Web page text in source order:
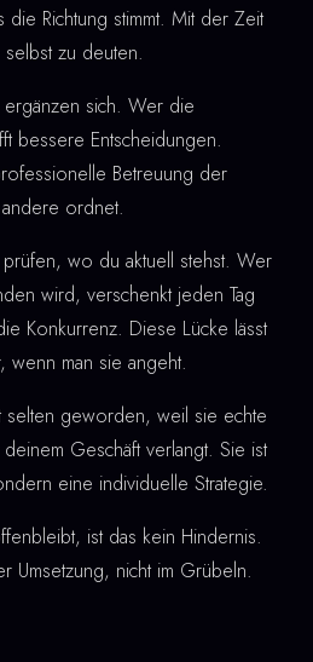
die Richtung stimmt. Mit der Zeit
zu deuten.
sich. Wer die
bessere Entscheidungen.
Betreuung der
ordnet.
wo du aktuell stehst. Wer
wird, verschenkt jeden Tag
Konkurrenz. Diese Lücke lässt
wenn man sie angeht.
selten geworden, weil sie echte
Geschäft verlangt. Sie ist
eine individuelle Strategie.
ist das kein Hindernis.
Umsetzung, nicht im Grübeln.